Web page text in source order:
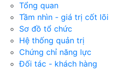
Tổng quan
Tầm nhìn - giá trị cốt lõi
Sơ đồ tổ chức
Hệ thống quản trị
Chứng chỉ năng lực
Đối tác - khách hàng